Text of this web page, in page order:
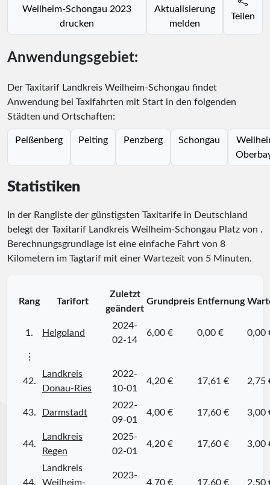
Weilheim-Schongau 2023
drucken
Aktualisierung
melden
Teilen
Anwendungsgebiet:
Der Taxitarif Landkreis Weilheim-Schongau findet
Anwendung bei Taxifahrten mit Start in den folgenden
Städten und Ortschaften:
Peißenberg Peiting Penzberg Schongau
Statistiken
In der Rangliste der günstigsten Taxitarife in Deutschland
belegt der Taxitarif Landkreis Weilheim-Schongau Platz von .
Berechnungsgrundlage ist eine einfache Fahrt von 8
Kilometern im Tagtarif mit einer Wartezeit von 5 Minuten.
Rang Tarifort
Zuletzt
geändert
Grundpreis Entfernung
1. Helgoland
2024-
02-14
6,00 € 0,00 € 0,00
⋮
42.
Landkreis
Donau-Ries
2022-
10-01
4,20 € 17,61 € 2,75
43. Darmstadt
2022-
09-01
4,00 € 17,60 € 3,00
44.
Landkreis
Regen
2025-
02-01
4,20 € 17,60 € 3,00
44.
Landkreis
Weilheim-
2023-
4,70 € 17,60 € 2,50